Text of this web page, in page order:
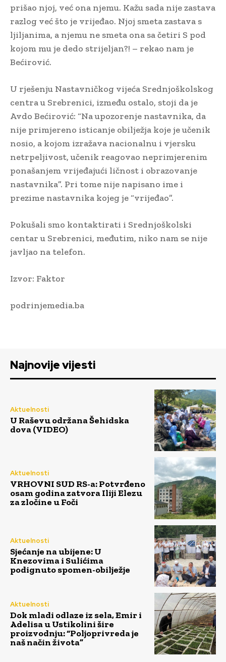
prišao njoj, već ona njemu. Kažu sada nije zastava
razlog već što je vrijeđao. Njoj smeta zastava s
ljiljanima, a njemu ne smeta ona sa četiri S pod
kojom mu je dedo strijeljan?! – rekao nam je
Bećirović.
U rješenju Nastavničkog vijeća Srednjoškolskog
centra u Srebrenici, između ostalo, stoji da je
Avdo Bećirović: “Na upozorenje nastavnika, da
nije primjereno isticanje obilježja koje je učenik
nosio, a kojom izražava nacionalnu i vjersku
netrpeljivost, učenik reagovao neprimjerenim
ponašanjem vrijeđajući ličnost i obrazovanje
nastavnika”. Pri tome nije napisano ime i
prezime nastavnika kojeg je “vrijeđao”.
Pokušali smo kontaktirati i Srednjoškolski
centar u Srebrenici, međutim, niko nam se nije
javljao na telefon.
Izvor: Faktor
podrinjemedia.ba
Najnovije vijesti
Aktuelnosti
U Raševu održana Šehidska
dova (VIDEO)
Aktuelnosti
VRHOVNI SUD RS-a: Potvrđeno
osam godina zatvora Iliji Elezu
za zločine u Foči
Aktuelnosti
Sjećanje na ubijene: U
Knezovima i Sulićima
podignuto spomen-obilježje
Aktuelnosti
Dok mladi odlaze iz sela, Emir i
Adelisa u Ustikolini šire
proizvodnju: “Poljoprivreda je
naš način života”